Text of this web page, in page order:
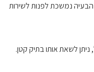
נמשכת לפנות לשירות
לשאת אותו בתיק קטן.